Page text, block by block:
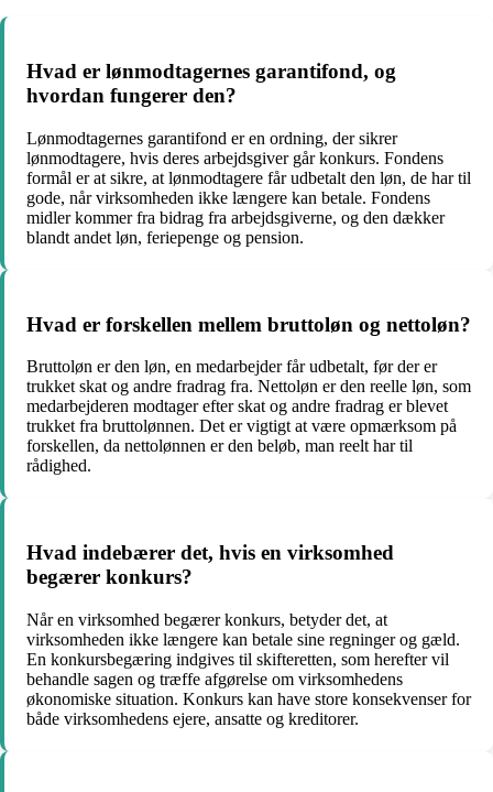
Hvad er lønmodtagernes garantifond, og
hvordan fungerer den?
Lønmodtagernes garantifond er en ordning, der sikrer
lønmodtagere, hvis deres arbejdsgiver går konkurs. Fondens
formål er at sikre, at lønmodtagere får udbetalt den løn, de har til
gode, når virksomheden ikke længere kan betale. Fondens
midler kommer fra bidrag fra arbejdsgiverne, og den dækker
blandt andet løn, feriepenge og pension.
Hvad er forskellen mellem bruttoløn og nettoløn?
Bruttoløn er den løn, en medarbejder får udbetalt, før der er
trukket skat og andre fradrag fra. Nettoløn er den reelle løn, som
medarbejderen modtager efter skat og andre fradrag er blevet
trukket fra bruttolønnen. Det er vigtigt at være opmærksom på
forskellen, da nettolønnen er den beløb, man reelt har til
rådighed.
Hvad indebærer det, hvis en virksomhed
begærer konkurs?
Når en virksomhed begærer konkurs, betyder det, at
virksomheden ikke længere kan betale sine regninger og gæld.
En konkursbegæring indgives til skifteretten, som herefter vil
behandle sagen og træffe afgørelse om virksomhedens
økonomiske situation. Konkurs kan have store konsekvenser for
både virksomhedens ejere, ansatte og kreditorer.